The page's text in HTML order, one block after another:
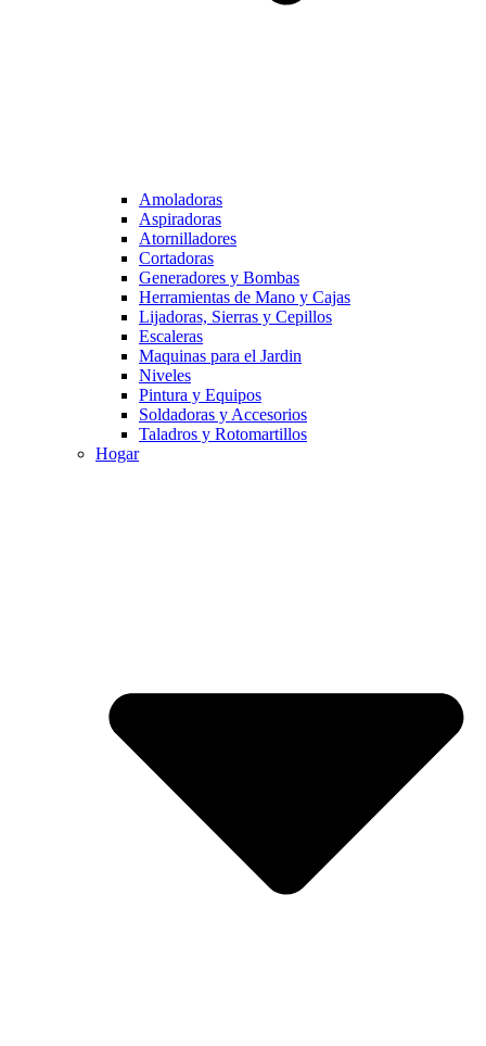
Amoladoras
Aspiradoras
Atornilladores
Cortadoras
Generadores y Bombas
Herramientas de Mano y Cajas
Lijadoras, Sierras y Cepillos
Escaleras
Maquinas para el Jardin
Niveles
Pintura y Equipos
Soldadoras y Accesorios
Taladros y Rotomartillos
Hogar